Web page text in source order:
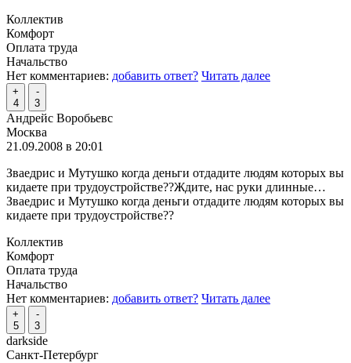
Коллектив
Комфорт
Оплата труда
Начальство
Нет комментариев: добавить ответ? Читать далее
+
4
-
3
Андрейс Воробьевс
Москва
21.09.2008 в 20:01
Зваедрис и Мутушко когда деньги отдадите людям которых вы
кидаете при трудоустройстве??Ждите, нас руки длинные…
Зваедрис и Мутушко когда деньги отдадите людям которых вы
кидаете при трудоустройстве??
Коллектив
Комфорт
Оплата труда
Начальство
Нет комментариев: добавить ответ? Читать далее
+
5
-
3
darkside
Санкт-Петербург